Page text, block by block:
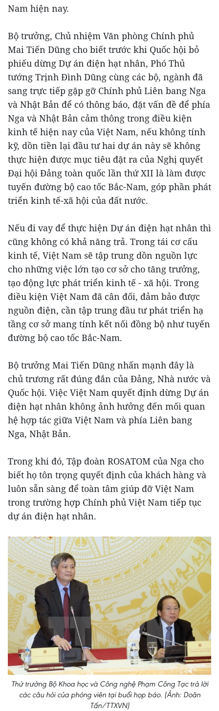
Nam hiện nay.
Bộ trưởng, Chủ nhiệm Văn phòng Chính phủ
Mai Tiến Dũng cho biết trước khi Quốc hội bỏ
phiếu dừng Dự án điện hạt nhân, Phó Thủ
tướng Trịnh Đình Dũng cùng các bộ, ngành đã
sang trực tiếp gặp gỡ Chính phủ Liên bang Nga
và Nhật Bản để có thông báo, đặt vấn đề để phía
Nga và Nhật Bản cảm thông trong điều kiện
kinh tế hiện nay của Việt Nam, nếu không tính
kỹ, dồn tiền lại đầu tư hai dự án này sẽ không
thực hiện được mục tiêu đặt ra của Nghị quyết
Đại hội Đảng toàn quốc lần thứ XII là làm được
tuyến đường bộ cao tốc Bắc-Nam, góp phần phát
triển kinh tế-xã hội của đất nước.
Nếu đi vay để thực hiện Dự án điện hạt nhân thì
cũng không có khả năng trả. Trong tái cơ cấu
kinh tế, Việt Nam sẽ tập trung dồn nguồn lực
cho những việc lớn tạo cơ sở cho tăng trưởng,
tạo động lực phát triển kinh tế - xã hội. Trong
điều kiện Việt Nam đã cân đối, đảm bảo được
nguồn điện, cần tập trung đầu tư phát triển hạ
tầng cơ sở mang tính kết nối đồng bộ như tuyến
đường bộ cao tốc Bắc-Nam.
Bộ trưởng Mai Tiến Dũng nhấn mạnh đây là
chủ trương rất đúng đắn của Đảng, Nhà nước và
Quốc hội. Việc Việt Nam quyết định dừng Dự án
điện hạt nhân không ảnh hưởng đến mối quan
hệ hợp tác giữa Việt Nam và phía Liên bang
Nga, Nhật Bản.
Trong khi đó, Tập đoàn ROSATOM của Nga cho
biết họ tôn trọng quyết định của khách hàng và
luôn sẵn sàng để toàn tâm giúp đỡ Việt Nam
trong trường hợp Chính phủ Việt Nam tiếp tục
dự án điện hạt nhân.
Thứ trưởng Bộ Khoa học và Công nghệ Phạm Công Tạc trả lời
các câu hỏi của phóng viên tại buổi họp báo. (Ảnh: Doãn
Tấn/TTXVN)